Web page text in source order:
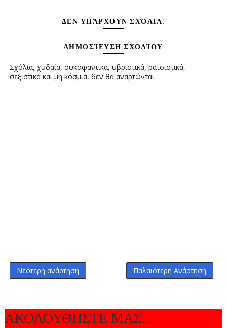
ΔΕΝ ΥΠΆΡΧΟΥΝ ΣΧΌΛΙΑ:
ΔΗΜΟΣΊΕΥΣΗ ΣΧΟΛΊΟΥ
Σχόλια, χυδαία, συκοφαντικά, υβριστικά, ρατσιστικά,
σεξιστικά και μη κόσμια, δεν θα αναρτώνται.
Νεότερη ανάρτηση Παλαιότερη Ανάρτηση
ΑΚΟΛΟΥΘΗΣΤΕ ΜΑΣ...